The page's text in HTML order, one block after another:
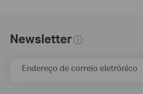
Newsletter
Endereço de correio eletrónico